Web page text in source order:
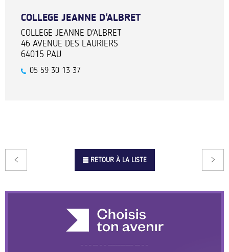
COLLEGE JEANNE D'ALBRET
COLLEGE JEANNE D'ALBRET
46 AVENUE DES LAURIERS
64015 PAU
05 59 30 13 37
RETOUR À LA LISTE